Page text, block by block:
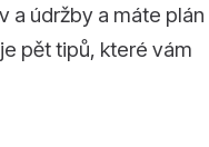
a údržby a máte plán
pět tipů, které vám